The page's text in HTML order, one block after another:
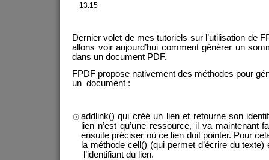
13:15
Dernier volet de mes tutoriels sur l’utilisation de
allons voir aujourd’hui comment générer un
dans un document PDF.
FPDF propose nativement des méthodes pour
un document :
addlink() qui créé un lien et retourne son
lien n’est qu’une ressource, il va maintenant
ensuite préciser où ce lien doit pointer. Pour
la méthode cell() (qui permet d’écrire du
l’identifiant du lien.